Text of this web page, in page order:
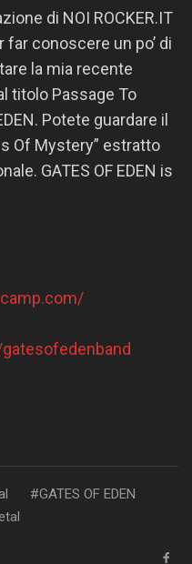
di NOI ROCKER.IT
conoscere un po’ di
la mia recente
titolo Passage To
Potete guardare il
Of Mystery” estratto
GATES OF EDEN is
GATES OF EDEN